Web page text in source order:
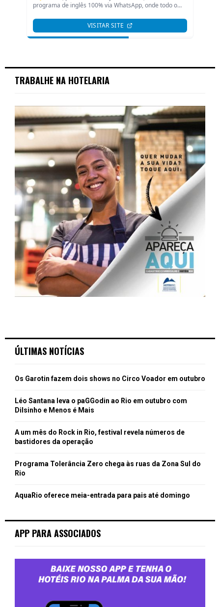
TRABALHE NA HOTELARIA
ÚLTIMAS NOTÍCIAS
Os Garotin fazem dois shows no Circo Voador em outubro
Léo Santana leva o paGGodin ao Rio em outubro com
Dilsinho e Menos é Mais
A um mês do Rock in Rio, festival revela números de
bastidores da operação
Programa Tolerância Zero chega às ruas da Zona Sul do
Rio
AquaRio oferece meia-entrada para pais até domingo
APP PARA ASSOCIADOS